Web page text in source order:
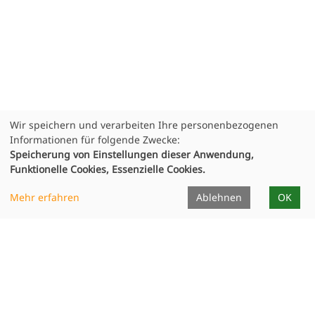
Infocenter
Wir speichern und verarbeiten Ihre personenbezogenen
Informationen für folgende Zwecke:
Speicherung von Einstellungen dieser Anwendung,
Funktionelle Cookies, Essenzielle Cookies.
Mehr erfahren Ablehnen OK